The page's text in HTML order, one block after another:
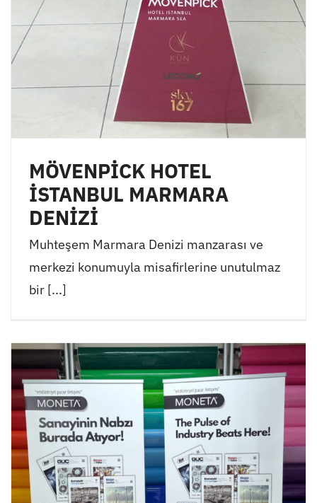
MÖVENPİCK HOTEL
İSTANBUL MARMARA
DENİZİ
Muhteşem Marmara Denizi manzarası ve
merkezi konumuyla misafirlerine unutulmaz
bir [...]